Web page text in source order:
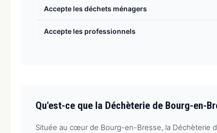
Accepte les déchets ménagers
Accepte les professionnels
Qu'est-ce que la Déchèterie de Bourg-en-
Située au cœur de Bourg-en-Bresse, la Déchèterie